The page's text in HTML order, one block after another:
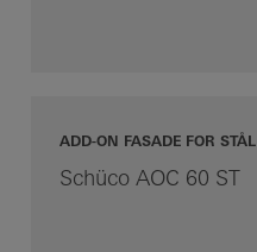
ADD-ON FASADE FOR STÅL
Schüco AOC 60 ST